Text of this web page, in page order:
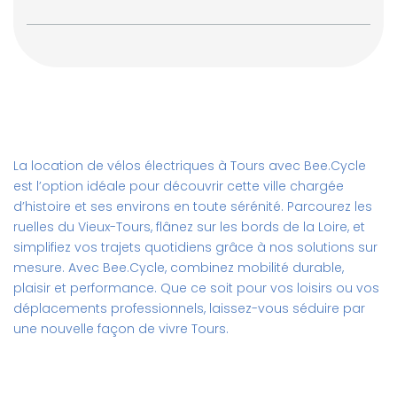
La location de vélos électriques à Tours avec Bee.Cycle
est l’option idéale pour découvrir cette ville chargée
d’histoire et ses environs en toute sérénité. Parcourez les
ruelles du Vieux-Tours, flânez sur les bords de la Loire, et
simplifiez vos trajets quotidiens grâce à nos solutions sur
mesure. Avec Bee.Cycle, combinez mobilité durable,
plaisir et performance. Que ce soit pour vos loisirs ou vos
déplacements professionnels, laissez-vous séduire par
une nouvelle façon de vivre Tours.